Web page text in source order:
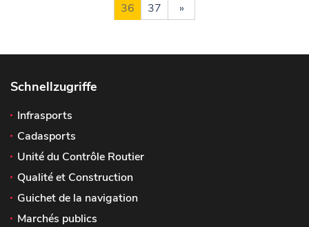
36
37 »
Schnellzugriffe
Infrasports
Cadasports
Unité du Contrôle Routier
Qualité et Construction
Guichet de la navigation
Marchés publics